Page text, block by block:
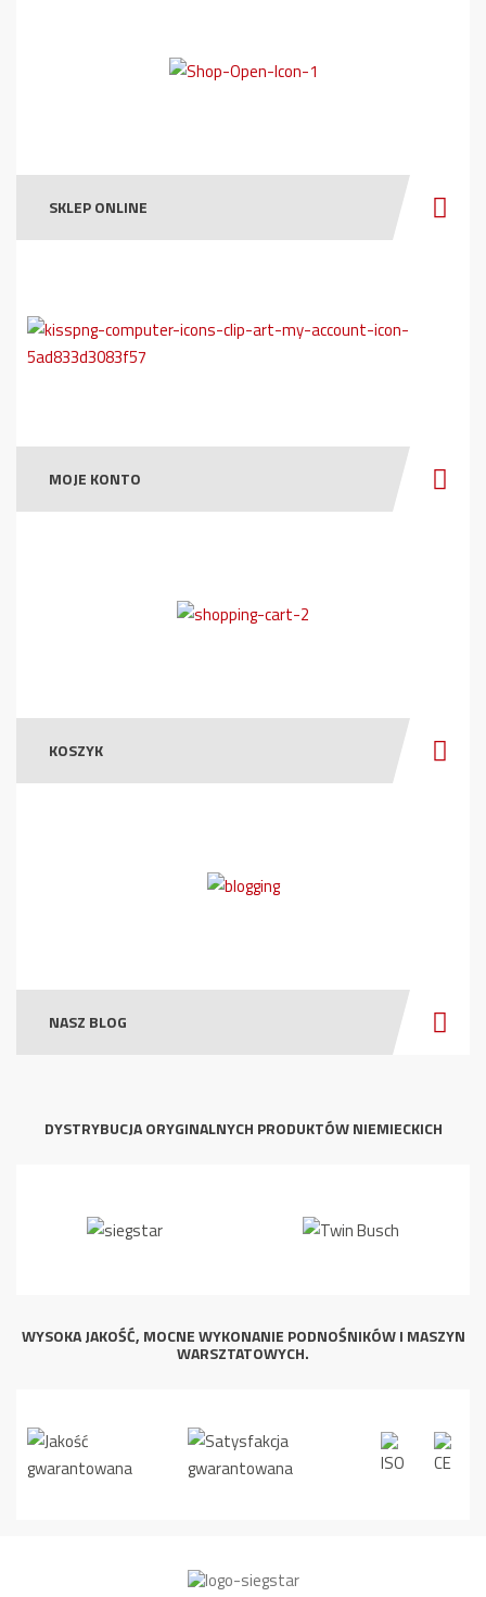
SKLEP ONLINE
MOJE KONTO
KOSZYK
NASZ BLOG
DYSTRYBUCJA ORYGINALNYCH PRODUKTÓW NIEMIECKICH
WYSOKA JAKOŚĆ, MOCNE WYKONANIE PODNOŚNIKÓW I MASZYN
WARSZTATOWYCH.